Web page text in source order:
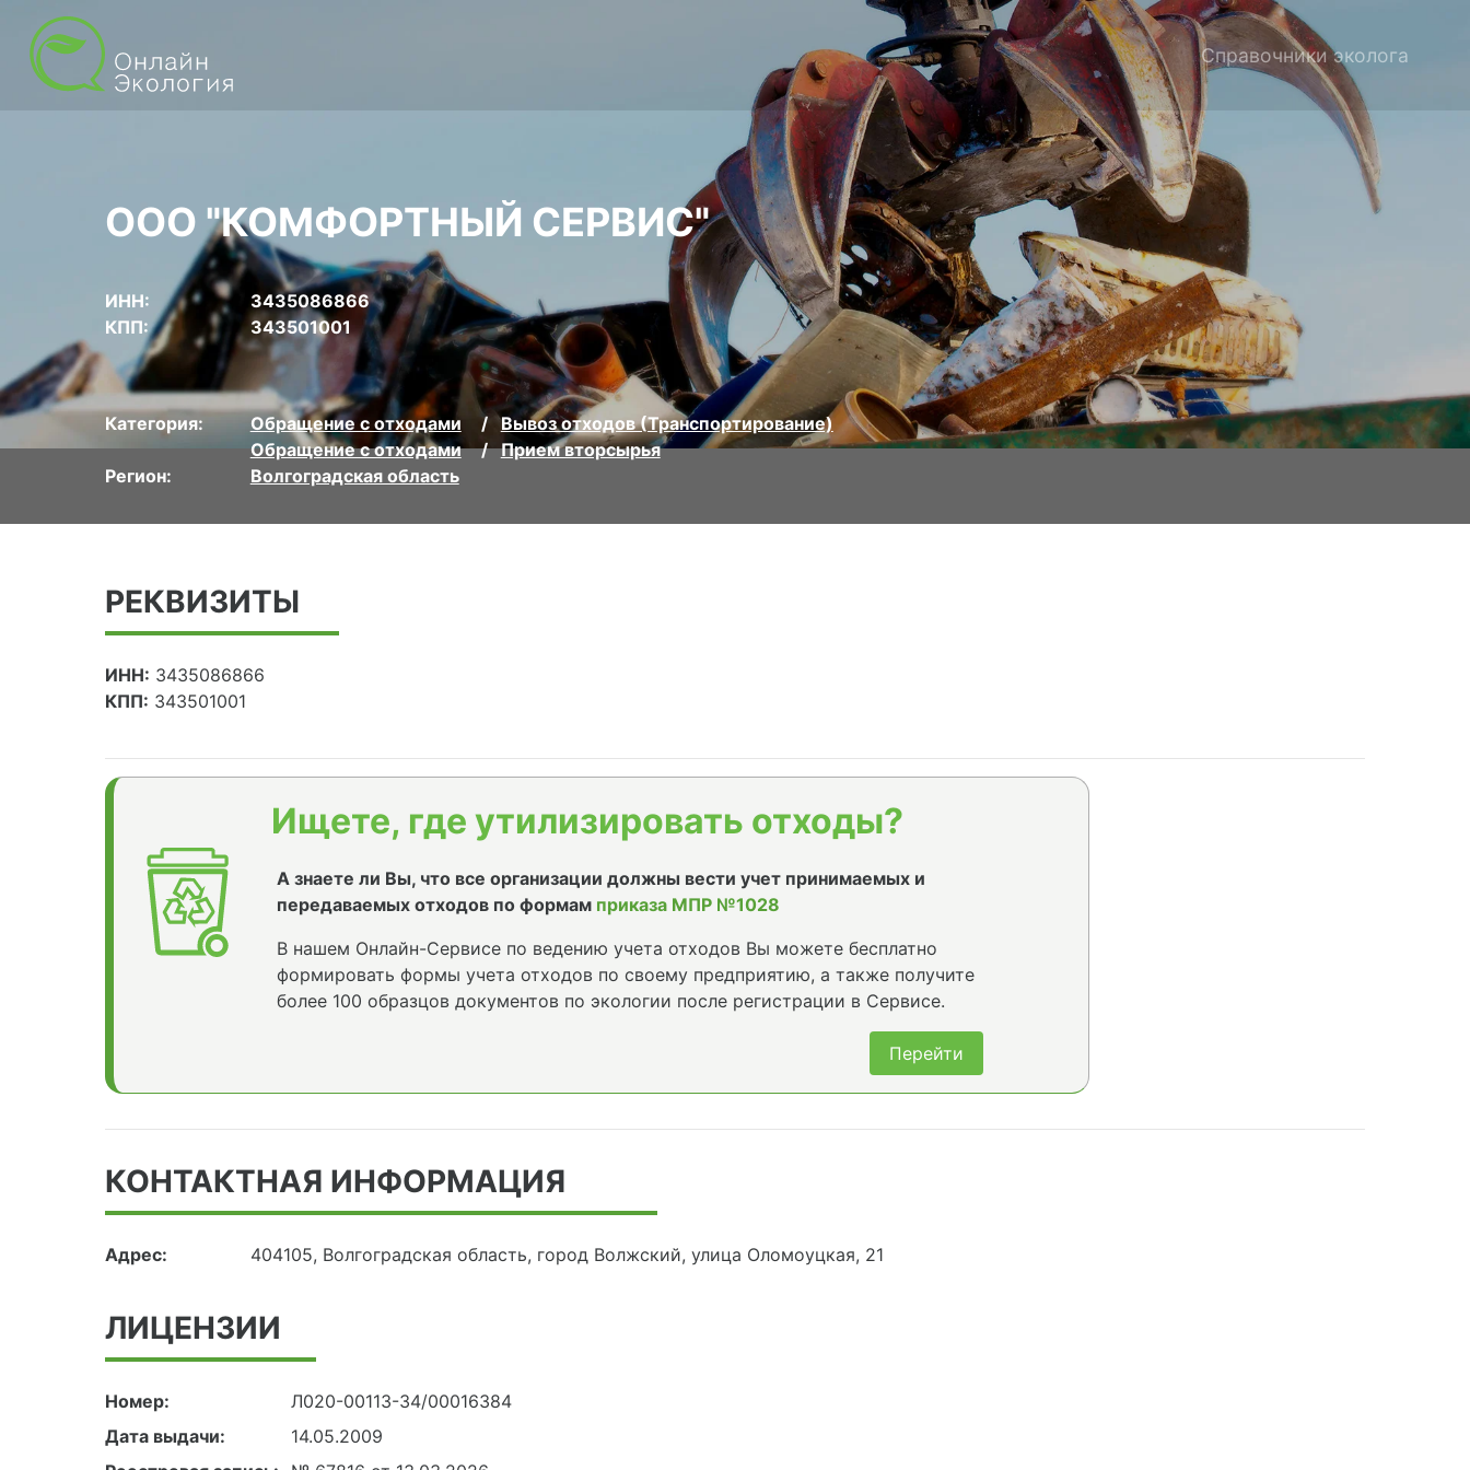
Справочники эколога
ООО "КОМФОРТНЫЙ СЕРВИС"
ИНН:
3435086866
КПП:
343501001
Категория: Обращение с отходами
Вывоз отходов (Транспортирование)
Обращение с отходами
Прием вторсырья
Регион:
Волгоградская область
РЕКВИЗИТЫ
ИНН: 3435086866
КПП: 343501001
Ищете, где утилизировать отходы?
А знаете ли Вы, что все организации должны вести учет принимаемых и
передаваемых отходов по формам приказа МПР №1028
В нашем Онлайн-Сервисе по ведению учета отходов Вы можете бесплатно
формировать формы учета отходов по своему предприятию, а также получите
более 100 образцов документов по экологии после регистрации в Сервисе.
Перейти
КОНТАКТНАЯ ИНФОРМАЦИЯ
Адрес: 404105, Волгоградская область, город Волжский, улица Оломоуцкая, 21
ЛИЦЕНЗИИ
Номер:
Л020-00113-34/00016384
Дата выдачи:
14.05.2009